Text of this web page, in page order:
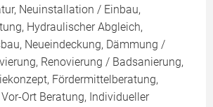
Neuinstallation / Einbau,
Hydraulischer Abgleich,
Neueindeckung, Dämmung /
Renovierung / Badsanierung,
Fördermittelberatung,
Ort Beratung, Individueller